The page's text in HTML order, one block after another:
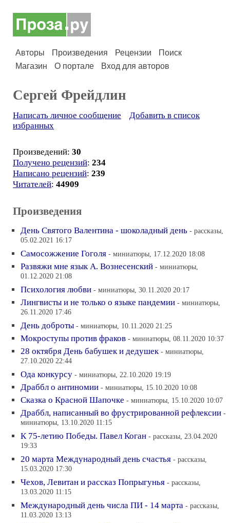
Авторы Произведения Рецензии
Поиск
Магазин
О портале Вход для авторов
Сергей Фрейдлин
Написать личное сообщение
Добавить в список
избранных
Произведений: 30
Получено рецензий: 234
Написано рецензий: 239
Читателей: 44909
Произведения
День Святого Валентина - шоколадный день - рассказы,
05.02.2021 16:17
Самосожжение Гоголя - миниатюры, 17.12.2020 18:08
Развяжи мне язык А. Вознесенский - миниатюры,
01.12.2020 21:08
Психология любви - миниатюры, 30.11.2020 20:17
Лингвисты и не только о языке пандемии - миниатюры,
26.11.2020 17:46
День доброты - миниатюры, 10.11.2020 21:25
Мокроступы против фраков - миниатюры, 08.11.2020 10:37
28 октября День бабушек и дедушек - миниатюры,
27.10.2020 22:44
Ода конкурсу - миниатюры, 22.10.2020 19:19
Драббл о антиномии - миниатюры, 15.10.2020 10:08
Сказка о Красной Шапочке - миниатюры, 15.10.2020 10:07
Драббл, написанный во фрустрированной рефлексии -
миниатюры, 13.10.2020 11:15
К 75-летию Победы. Павел Коган - рассказы, 23.04.2020
19:33
20 марта Международный день счастья - рассказы,
15.03.2020 17:30
Чехов, Левитан и рассказ Попрыгунья - рассказы,
13.03.2020 11:15
Международный день числа ПИ - 14 марта - рассказы,
11.03.2020 13:13